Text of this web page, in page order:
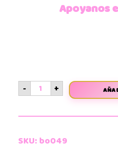
Apoyanos
- +
SKU: bo049